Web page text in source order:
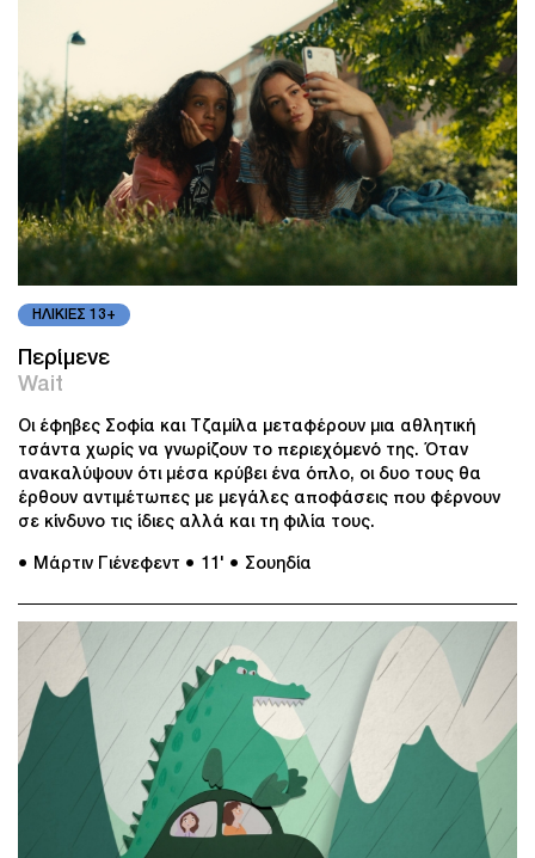
ΗΛΙΚΙΕΣ 13+
Περίμενε
Wait
Οι έφηβες Σοφία και Τζαμίλα μεταφέρουν μια αθλητική
τσάντα χωρίς να γνωρίζουν το περιεχόμενό της. Όταν
ανακαλύψουν ότι μέσα κρύβει ένα όπλο, οι δυο τους θα
έρθουν αντιμέτωπες με μεγάλες αποφάσεις που φέρνουν
σε κίνδυνο τις ίδιες αλλά και τη φιλία τους.
● Μάρτιν Γιένεφεντ ● 11' ● Σουηδία